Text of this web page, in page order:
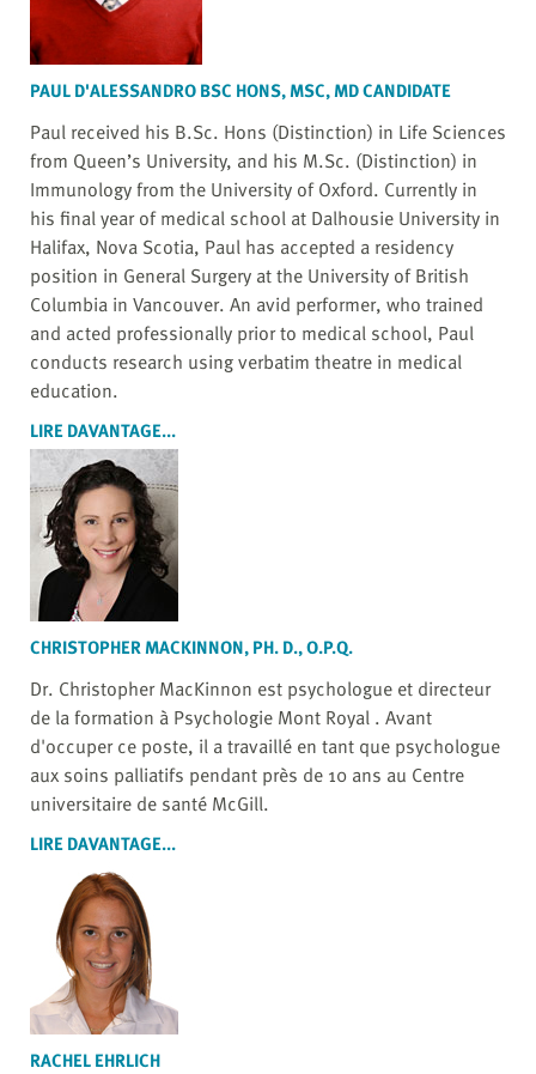
PAUL D'ALESSANDRO BSC HONS, MSC, MD CANDIDATE
Paul received his B.Sc. Hons (Distinction) in Life Sciences
from Queen’s University, and his M.Sc. (Distinction) in
Immunology from the University of Oxford. Currently in
his final year of medical school at Dalhousie University in
Halifax, Nova Scotia, Paul has accepted a residency
position in General Surgery at the University of British
Columbia in Vancouver. An avid performer, who trained
and acted professionally prior to medical school, Paul
conducts research using verbatim theatre in medical
education.
LIRE DAVANTAGE...
CHRISTOPHER MACKINNON, PH. D., O.P.Q.
Dr. Christopher MacKinnon est psychologue et directeur
de la formation à Psychologie Mont Royal . Avant
d'occuper ce poste, il a travaillé en tant que psychologue
aux soins palliatifs pendant près de 10 ans au Centre
universitaire de santé McGill.
LIRE DAVANTAGE...
RACHEL EHRLICH